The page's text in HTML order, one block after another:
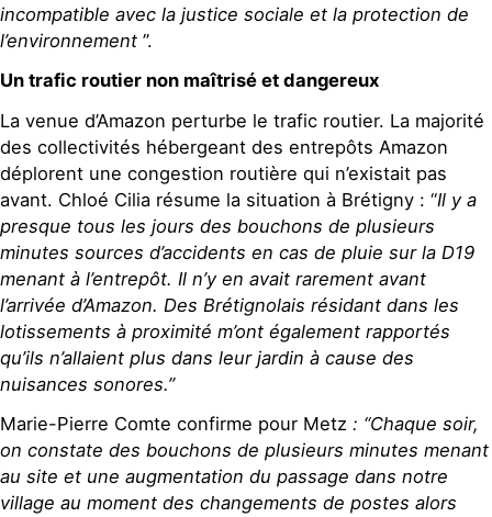
incompatible avec la justice sociale et la protection de
l’environnement ”.
Un trafic routier non maîtrisé et dangereux
La venue d’Amazon perturbe le trafic routier. La majorité
des collectivités hébergeant des entrepôts Amazon
déplorent une congestion routière qui n’existait pas
avant. Chloé Cilia résume la situation à Brétigny : “Il y a
presque tous les jours des bouchons de plusieurs
minutes sources d’accidents en cas de pluie sur la D19
menant à l’entrepôt. Il n’y en avait rarement avant
l’arrivée d’Amazon. Des Brétignolais résidant dans les
lotissements à proximité m’ont également rapportés
qu’ils n’allaient plus dans leur jardin à cause des
nuisances sonores.”
Marie-Pierre Comte confirme pour Metz : “Chaque soir,
on constate des bouchons de plusieurs minutes menant
au site et une augmentation du passage dans notre
village au moment des changements de postes alors